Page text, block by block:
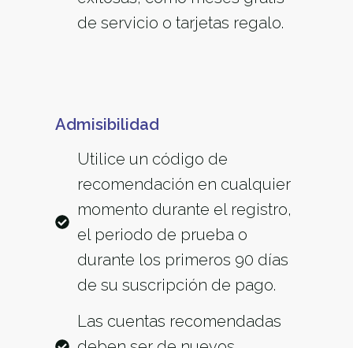
de servicio o tarjetas regalo.
Admisibilidad
Utilice un código de
recomendación en cualquier
momento durante el registro,
el periodo de prueba o
durante los primeros 90 días
de su suscripción de pago.
Las cuentas recomendadas